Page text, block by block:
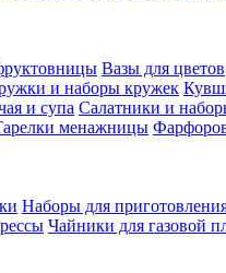
Вазы для цветов
и наборы кружек
и супа Салатники и
менажницы
Наборы для
Чайники для газовой